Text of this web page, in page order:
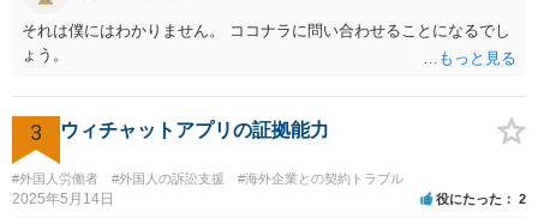
それは僕にはわかりません。 ココナラに問い合わせることになるでし
ょう。
3 ウィチャットアプリの証拠能力
#外国人労働者 #外国人の訴訟支援 #海外企業との契約トラブル
2025年5月14日 役にたった 2